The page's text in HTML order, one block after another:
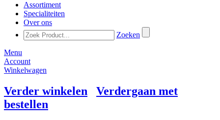
Assortiment
Specialiteiten
Over ons
Zoeken
Menu
Account
Winkelwagen
Verder winkelen
Verdergaan met
bestellen